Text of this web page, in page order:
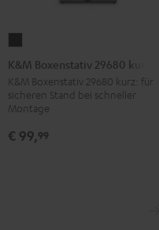
Boxenstativ
29680
kurz
Schwarz
K&M Boxenstativ 29680 kurz
K&M Boxenstativ 29680 kurz: für
sicheren Stand bei schneller
Montage
€ 99,99